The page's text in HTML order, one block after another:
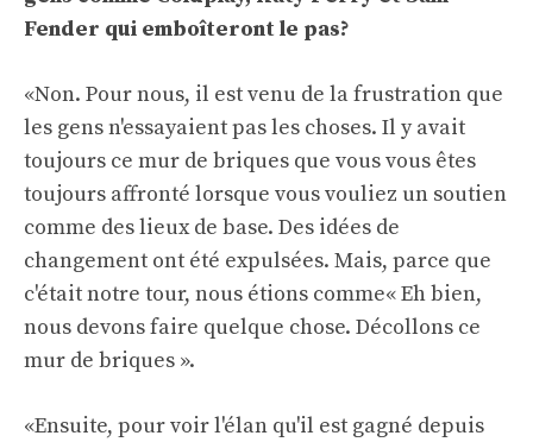
Fender qui emboîteront le pas?
«Non. Pour nous, il est venu de la frustration que
les gens n'essayaient pas les choses. Il y avait
toujours ce mur de briques que vous vous êtes
toujours affronté lorsque vous vouliez un soutien
comme des lieux de base. Des idées de
changement ont été expulsées. Mais, parce que
c'était notre tour, nous étions comme« Eh bien,
nous devons faire quelque chose. Décollons ce
mur de briques ».
«Ensuite, pour voir l'élan qu'il est gagné depuis